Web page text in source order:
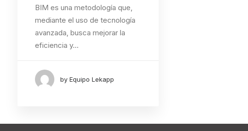
mayo 2024 (4)
marzo 2024 (2)
BIM es una metodología que,
mediante el uso de tecnología
avanzada, busca mejorar la
eficiencia y…
by Equipo Lekapp